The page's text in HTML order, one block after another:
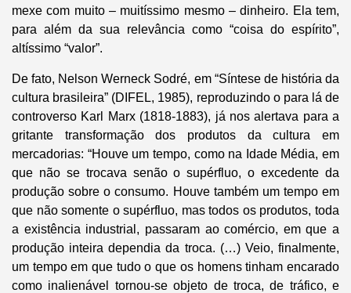
mexe com muito – muitíssimo mesmo – dinheiro. Ela tem,
para além da sua relevância como “coisa do espírito”,
altíssimo “valor”.
De fato, Nelson Werneck Sodré, em “Síntese de história da
cultura brasileira” (DIFEL, 1985), reproduzindo o para lá de
controverso Karl Marx (1818-1883), já nos alertava para a
gritante transformação dos produtos da cultura em
mercadorias: “Houve um tempo, como na Idade Média, em
que não se trocava senão o supérfluo, o excedente da
produção sobre o consumo. Houve também um tempo em
que não somente o supérfluo, mas todos os produtos, toda
a existência industrial, passaram ao comércio, em que a
produção inteira dependia da troca. (…) Veio, finalmente,
um tempo em que tudo o que os homens tinham encarado
como inalienável tornou-se objeto de troca, de tráfico, e